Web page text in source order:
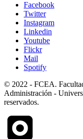
Facebook
Twitter
Instagram
Linkedin
Youtube
Flickr
Mail
Spotify
© 2022 - FCEA.
Administración -
reservados.